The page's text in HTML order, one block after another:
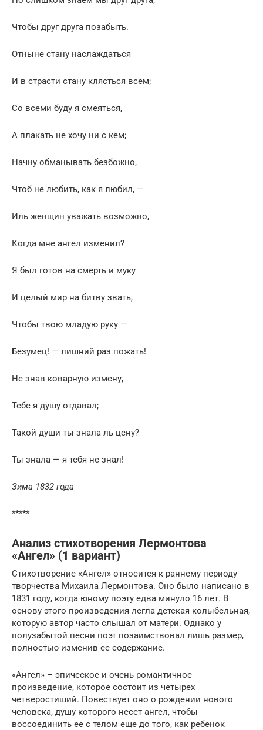
Чтобы друг друга позабыть.
Отныне стану наслаждаться
И в страсти стану клясться всем;
Со всеми буду я смеяться,
А плакать не хочу ни с кем;
Начну обманывать безбожно,
Чтоб не любить, как я любил, —
Иль женщин уважать возможно,
Когда мне ангел изменил?
Я был готов на смерть и муку
И целый мир на битву звать,
Чтобы твою младую руку —
Безумец! — лишний раз пожать!
Не знав коварную измену,
Тебе я душу отдавал;
Такой души ты знала ль цену?
Ты знала — я тебя не знал!
Зима 1832 года
*****
Анализ стихотворения Лермонтова
«Ангел» (1 вариант)
Стихотворение «Ангел» относится к раннему периоду
творчества Михаила Лермонтова. Оно было написано в
1831 году, когда юному поэту едва минуло 16 лет. В
основу этого произведения легла детская колыбельная,
которую автор часто слышал от матери. Однако у
полузабытой песни поэт позаимствовал лишь размер,
полностью изменив ее содержание.
«Ангел» – эпическое и очень романтичное
произведение, которое состоит из четырех
четверостиший. Повествует оно о рождении нового
человека, душу которого несет ангел, чтобы
воссоединить ее с телом еще до того, как ребенок